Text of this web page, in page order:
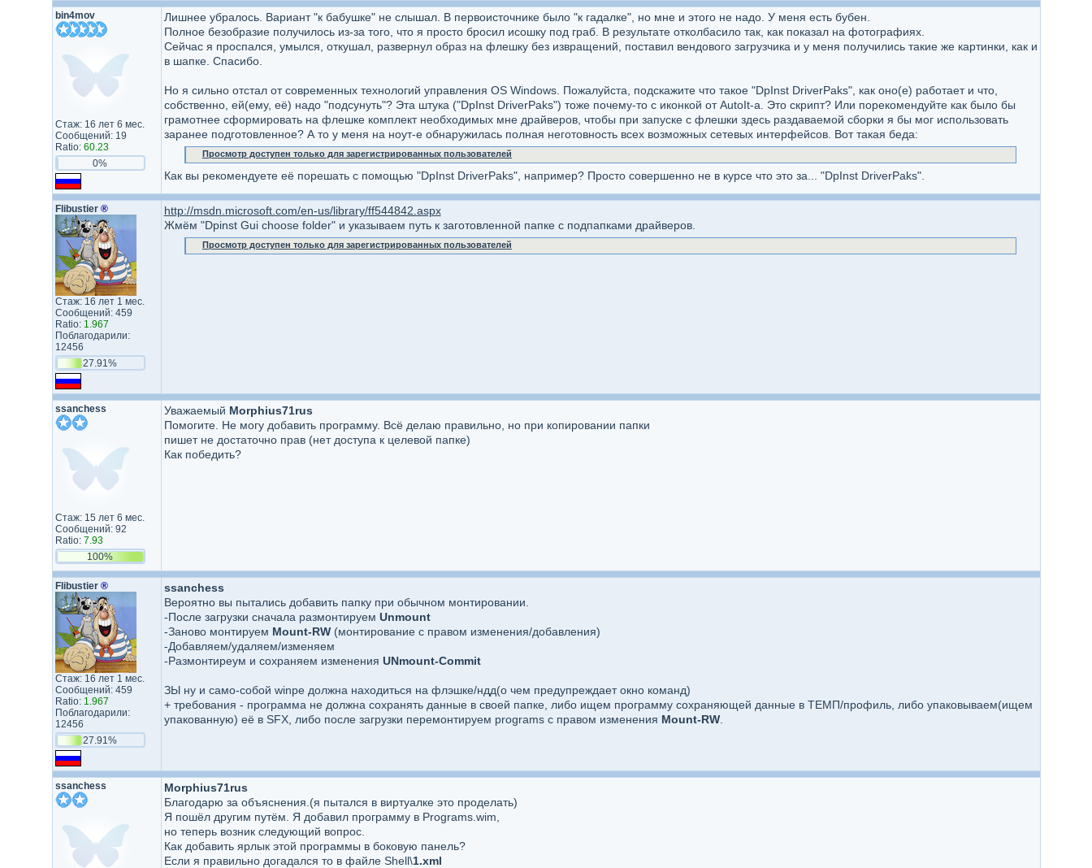
bin4mov
Стаж: 16 лет 6 мес.
Сообщений: 19
Ratio: 60.23
0%
Лишнее убралось. Вариант "к бабушке" не слышал. В первоисточнике было "к гадалке", но мне и этого не надо. У меня есть бубен.
Полное безобразие получилось из-за того, что я просто бросил исошку под граб. В результате отколбасило так, как показал на фотографиях.
Сейчас я проспался, умылся, откушал, развернул образ на флешку без извращений, поставил вендового загрузчика и у меня получились такие же картинки, как и
в шапке. Спасибо.
Но я сильно отстал от современных технологий управления OS Windows. Пожалуйста, подскажите что такое "DpInst DriverPaks", как оно(е) работает и что,
собственно, ей(ему, её) надо "подсунуть"? Эта штука ("DpInst DriverPaks") тоже почему-то с иконкой от AutoIt-a. Это скрипт? Или порекомендуйте как было бы
грамотнее сформировать на флешке комплект необходимых мне драйверов, чтобы при запуске с флешки здесь раздаваемой сборки я бы мог использовать
заранее подготовленное? А то у меня на ноут-е обнаружилась полная неготовность всех возможных сетевых интерфейсов. Вот такая беда:
Просмотр доступен только для зарегистрированных пользователей
Как вы рекомендуете её порешать с помощью "DpInst DriverPaks", например? Просто совершенно не в курсе что это за... "DpInst DriverPaks".
Flibustier ®
Стаж: 16 лет 1 мес.
Сообщений: 459
Ratio: 1.967
Поблагодарили:
12456
27.91%
http://msdn.microsoft.com/en-us/library/ff544842.aspx
Жмём "Dpinst Gui choose folder" и указываем путь к заготовленной папке с подпапками драйверов.
Просмотр доступен только для зарегистрированных пользователей
ssanchess
Стаж: 15 лет 6 мес.
Сообщений: 92
Ratio: 7.93
100%
Уважаемый Morphius71rus
Помогите. Не могу добавить программу. Всё делаю правильно, но при копировании папки
пишет не достаточно прав (нет доступа к целевой папке)
Как победить?
Flibustier ®
Стаж: 16 лет 1 мес.
Сообщений: 459
Ratio: 1.967
Поблагодарили:
12456
27.91%
ssanchess
Вероятно вы пытались добавить папку при обычном монтировании.
-После загрузки сначала размонтируем Unmount
-Заново монтируем Mount-RW(монтирование с правом изменения/добавления)
-Добавляем/удаляем/изменяем
-Размонтиреум и сохраняем изменения UNmount-Commit
ЗЫ ну и само-собой winpe должна находиться на флэшке/ндд(о чем предупреждает окно команд)
+ требования - программа не должна сохранять данные в своей папке, либо ищем программу сохраняющей данные в ТЕМП/профиль, либо упаковываем(ищем
упакованную) её в SFX, либо после загрузки перемонтируем programs с правом изменения Mount-RW.
ssanchess
Morphius71rus
Благодарю за объяснения.(я пытался в виртуалке это проделать)
Я пошёл другим путём. Я добавил программу в Programs.wim,
но теперь возник следующий вопрос.
Как добавить ярлык этой программы в боковую панель?
Если я правильно догадался то в файле Shell\1.xml